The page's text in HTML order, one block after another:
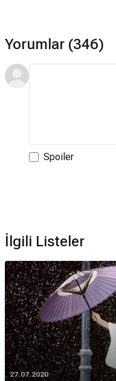
Yorumlar (346)
Spoiler
İlgili Listeler
27.07.2020